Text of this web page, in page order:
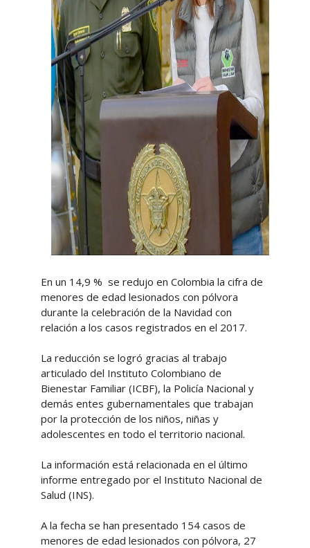
En un 14,9 % se redujo en Colombia la cifra de
menores de edad lesionados con pólvora
durante la celebración de la Navidad con
relación a los casos registrados en el 2017.
La reducción se logró gracias al trabajo
articulado del Instituto Colombiano de
Bienestar Familiar (ICBF), la Policía Nacional y
demás entes gubernamentales que trabajan
por la protección de los niños, niñas y
adolescentes en todo el territorio nacional.
La información está relacionada en el último
informe entregado por el Instituto Nacional de
Salud (INS).
A la fecha se han presentado 154 casos de
menores de edad lesionados con pólvora, 27